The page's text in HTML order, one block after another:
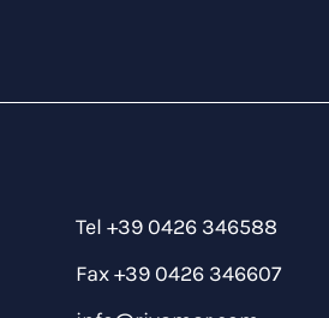
Tel +39 0426 346588
Fax +39 0426 346607